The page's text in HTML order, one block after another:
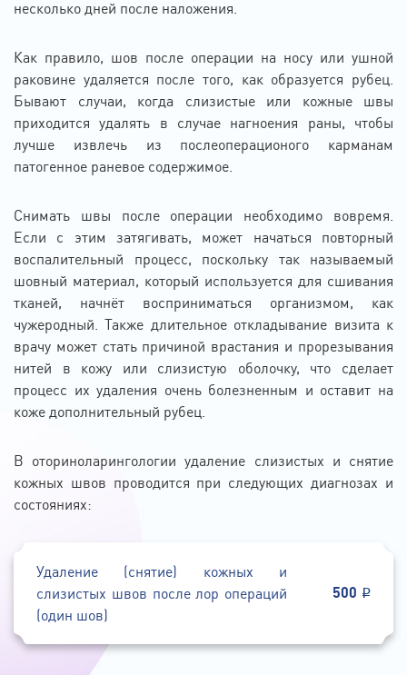
несколько дней после наложения.
Как правило, шов после операции на носу или ушной
раковине удаляется после того, как образуется рубец.
Бывают случаи, когда слизистые или кожные швы
приходится удалять в случае нагноения раны, чтобы
лучше извлечь из послеоперационого карманам
патогенное раневое содержимое.
Снимать швы после операции необходимо вовремя.
Если с этим затягивать, может начаться повторный
воспалительный процесс, поскольку так называемый
шовный материал, который используется для сшивания
тканей, начнёт восприниматься организмом, как
чужеродный. Также длительное откладывание визита к
врачу может стать причиной врастания и прорезывания
нитей в кожу или слизистую оболочку, что сделает
процесс их удаления очень болезненным и оставит на
коже дополнительный рубец.
В оториноларингологии удаление слизистых и снятие
кожных швов проводится при следующих диагнозах и
состояниях:
Удаление (снятие) кожных и
слизистых швов после лор операций
(один шов)
500